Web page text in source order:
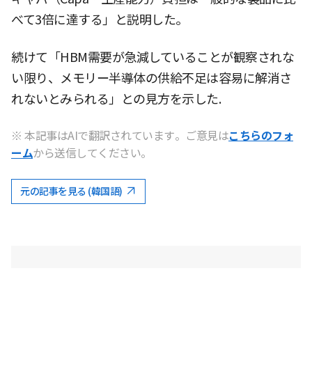
べて3倍に達する」と説明した。
続けて「HBM需要が急減していることが観察されな
い限り、メモリー半導体の供給不足は容易に解消さ
れないとみられる」との見方を示した.
※ 本記事はAIで翻訳されています。ご意見はこちらのフォ
ームから送信してください。
元の記事を見る (韓国語)